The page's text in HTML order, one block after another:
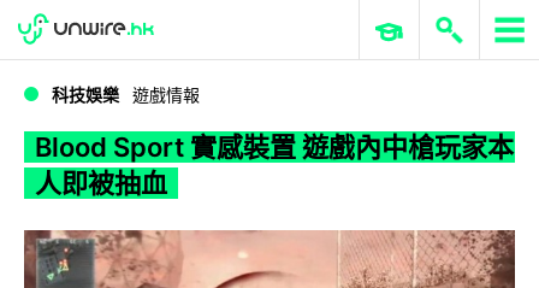
WWDC 2026 ERP 與商業 AI
科技娛樂 遊戲情報
Blood Sport 實感裝置 遊戲內中槍玩家本
人即被抽血